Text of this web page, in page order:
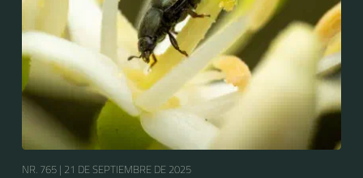
NR. 765 | 21 DE SEPTIEMBRE DE 2025